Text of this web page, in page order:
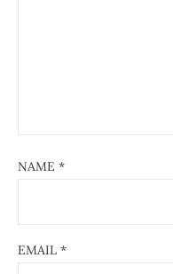
NAME *
EMAIL *